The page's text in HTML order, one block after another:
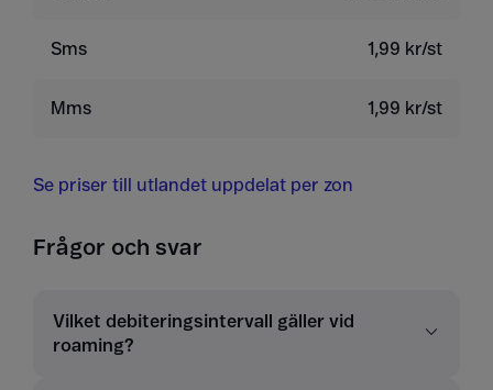
Sms 1,99 kr/st
Mms 1,99 kr/st
Se priser till utlandet uppdelat per zon
Frågor och svar
Vilket debiteringsintervall gäller vid
roaming?